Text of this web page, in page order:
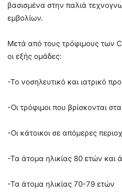
βασισμένα στην παλιά
εμβολίων.
Μετά από τους τρόφιμους των
οι εξής ομάδες:
-Το νοσηλευτικό και ιατρικό
-Οι τρόφιμοι που βρίσκονται
-Οι κάτοικοι σε απόμερες
-Τα άτομα ηλικίας 80 ετών και
-Τα άτομα ηλικίας 70-79 ετών